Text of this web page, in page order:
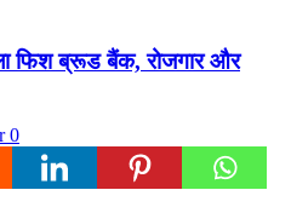
फिश ब्रूड बैंक, रोजगार और
0